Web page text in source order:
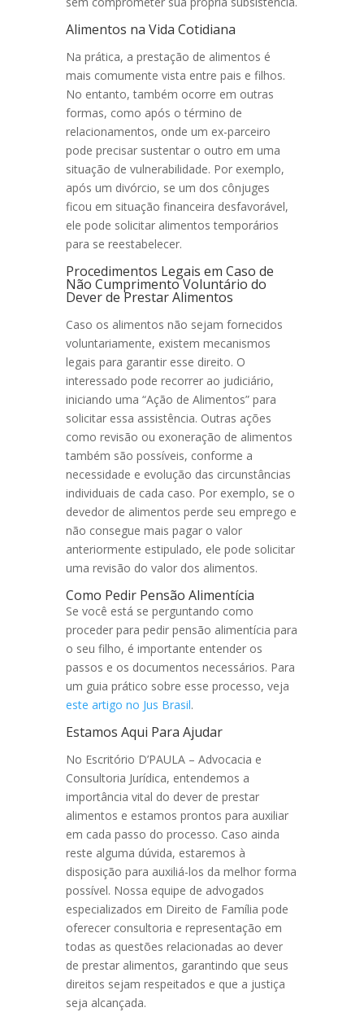
Alimentos na Vida Cotidiana
Na prática, a prestação de alimentos é
mais comumente vista entre pais e filhos.
No entanto, também ocorre em outras
formas, como após o término de
relacionamentos, onde um ex-parceiro
pode precisar sustentar o outro em uma
situação de vulnerabilidade. Por exemplo,
após um divórcio, se um dos cônjuges
ficou em situação financeira desfavorável,
ele pode solicitar alimentos temporários
para se reestabelecer.
Procedimentos Legais em Caso de
Não Cumprimento Voluntário do
Dever de Prestar Alimentos
Caso os alimentos não sejam fornecidos
voluntariamente, existem mecanismos
legais para garantir esse direito. O
interessado pode recorrer ao judiciário,
iniciando uma “Ação de Alimentos” para
solicitar essa assistência. Outras ações
como revisão ou exoneração de alimentos
também são possíveis, conforme a
necessidade e evolução das circunstâncias
individuais de cada caso. Por exemplo, se o
devedor de alimentos perde seu emprego e
não consegue mais pagar o valor
anteriormente estipulado, ele pode solicitar
uma revisão do valor dos alimentos.
Como Pedir Pensão Alimentícia
Se você está se perguntando como
proceder para pedir pensão alimentícia para
o seu filho, é importante entender os
passos e os documentos necessários. Para
um guia prático sobre esse processo, veja
este artigo no Jus Brasil.
Estamos Aqui Para Ajudar
No Escritório D’PAULA – Advocacia e
Consultoria Jurídica, entendemos a
importância vital do dever de prestar
alimentos e estamos prontos para auxiliar
em cada passo do processo. Caso ainda
reste alguma dúvida, estaremos à
disposição para auxiliá-los da melhor forma
possível. Nossa equipe de advogados
especializados em Direito de Família pode
oferecer consultoria e representação em
todas as questões relacionadas ao dever
de prestar alimentos, garantindo que seus
direitos sejam respeitados e que a justiça
seja alcançada.